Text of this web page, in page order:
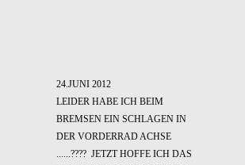
24.JUNI 2012
LEIDER HABE ICH BEIM
BREMSEN EIN SCHLAGEN IN
DER VORDERRAD ACHSE
......???? JETZT HOFFE ICH DAS